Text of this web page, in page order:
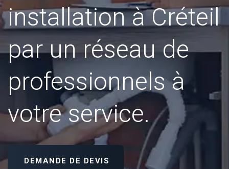
installation à Créteil
par un réseau de
professionnels à
votre service.
DEMANDE DE DEVIS